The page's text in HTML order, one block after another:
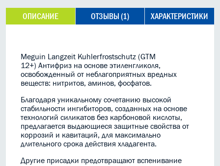
ОПИСАНИЕ ОТЗЫВЫ (1) ХАРАКТЕРИСТИКИ
Meguin Langzeit Kuhlerfrostschutz (GTM
12+) Антифриз на основе этиленгликоля,
освобожденный от неблагоприятных вредных
веществ: нитритов, аминов, фосфатов.
Благодаря уникальному сочетанию высокой
стабильности ингибиторов, созданных на основе
технологий силикатов без карбоновой кислоты,
предлагается выдающиеся защитные свойства от
коррозий и кавитаций, для максимально
длительного срока действия хладагента.
Другие присадки предотвращают вспенивание